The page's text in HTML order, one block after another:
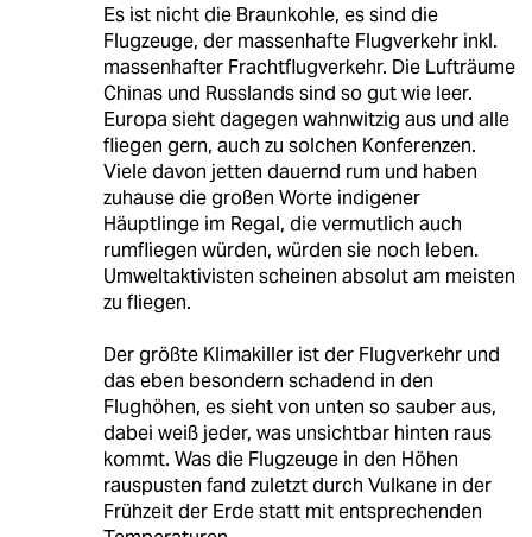
Es ist nicht die Braunkohle, es sind die
Flugzeuge, der massenhafte Flugverkehr inkl.
massenhafter Frachtflugverkehr. Die Lufträume
Chinas und Russlands sind so gut wie leer.
Europa sieht dagegen wahnwitzig aus und alle
fliegen gern, auch zu solchen Konferenzen.
Viele davon jetten dauernd rum und haben
zuhause die großen Worte indigener
Häuptlinge im Regal, die vermutlich auch
rumfliegen würden, würden sie noch leben.
Umweltaktivisten scheinen absolut am meisten
zu fliegen.
Der größte Klimakiller ist der Flugverkehr und
das eben besondern schadend in den
Flughöhen, es sieht von unten so sauber aus,
dabei weiß jeder, was unsichtbar hinten raus
kommt. Was die Flugzeuge in den Höhen
rauspusten fand zuletzt durch Vulkane in der
Frühzeit der Erde statt mit entsprechenden